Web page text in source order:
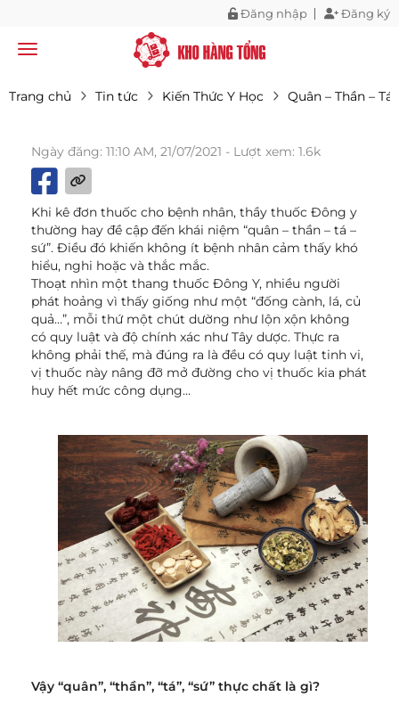
Đăng nhập Đăng ký
Trang chủ Tin tức Kiến Thức Y Học Quân – Thần –
Ngày đăng: 11:10 AM, 21/07/2021 - Lượt xem: 1.6k
Khi kê đơn thuốc cho bệnh nhân, thầy thuốc Đông y
thường hay đề cập đến khái niệm “quân – thần – tá –
sứ”. Điều đó khiến không ít bệnh nhân cảm thấy khó
hiểu, nghi hoặc và thắc mắc.
Thoạt nhìn một thang thuốc Đông Y, nhiều người
phát hoảng vì thấy giống như một “đống cành, lá, củ
quả…”, mỗi thứ một chút dường như lộn xộn không
có quy luật và độ chính xác như Tây dược. Thực ra
không phải thế, mà đúng ra là đều có quy luật tinh vi,
vị thuốc này nâng đỡ mở đường cho vị thuốc kia phát
huy hết mức công dụng…
Vậy “quân”, “thần”, “tá”, “sứ” thực chất là gì?